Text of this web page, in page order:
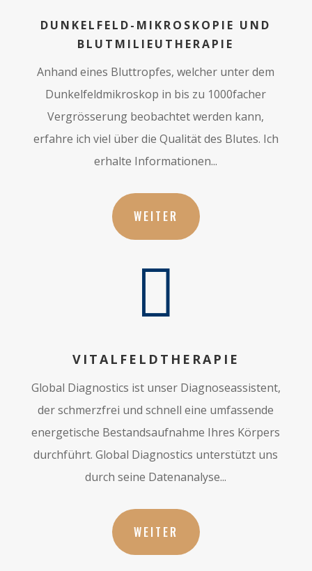
DUNKELFELD-MIKROSKOPIE UND
BLUTMILIEUTHERAPIE
Anhand eines Bluttropfes, welcher unter dem
Dunkelfeldmikroskop in bis zu 1000facher
Vergrösserung beobachtet werden kann,
erfahre ich viel über die Qualität des Blutes. Ich
erhalte Informationen...
WEITER

VITALFELDTHERAPIE
Global Diagnostics ist unser Diagnoseassistent,
der schmerzfrei und schnell eine umfassende
energetische Bestandsaufnahme Ihres Körpers
durchführt. Global Diagnostics unterstützt uns
durch seine Datenanalyse...
WEITER